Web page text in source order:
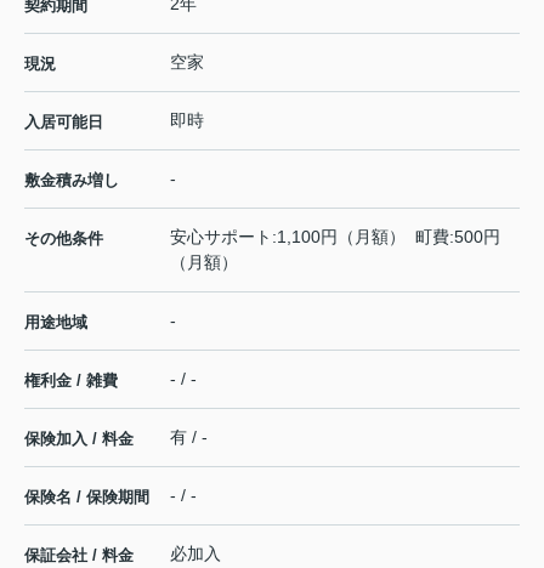
契約期間 2年
現況 空家
入居可能日 即時
敷金積み増し -
その他条件
安心サポート:1,100円（月額） 町費:500円
（月額）
用途地域 -
権利金 / 雑費 - / -
保険加入 / 料金 有 / -
保険名 / 保険期間 - / -
保証会社 / 料金
必加入